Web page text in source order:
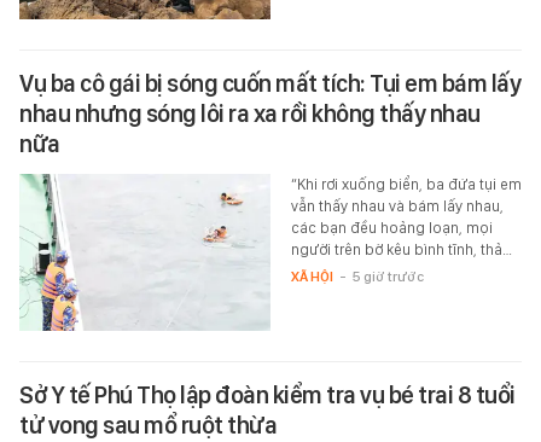
Vụ ba cô gái bị sóng cuốn mất tích: Tụi em bám lấy
nhau nhưng sóng lôi ra xa rồi không thấy nhau
nữa
“Khi rơi xuống biển, ba đứa tụi em
vẫn thấy nhau và bám lấy nhau,
các bạn đều hoảng loạn, mọi
người trên bờ kêu bình tĩnh, thả…
XÃ HỘI - 5 giờ trước
Sở Y tế Phú Thọ lập đoàn kiểm tra vụ bé trai 8 tuổi
tử vong sau mổ ruột thừa